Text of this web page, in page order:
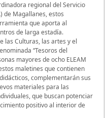
regional del Servicio
de Magallanes, estos
que aporta al
de larga estadía.
las Culturas, las artes y el
“Tesoros del
mayores de ocho ELEAM
maletines que contienen
complementarán sus
materiales para las
que buscan potenciar
positivo al interior de